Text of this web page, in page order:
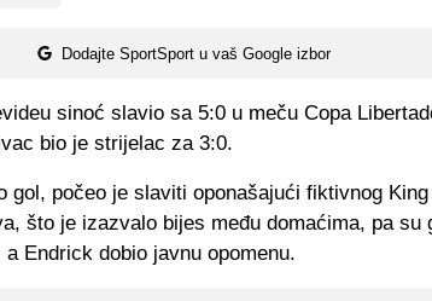
Dodajte SportSport u vaš Google izbor
sinoć slavio sa 5:0 u meču Copa
bio je strijelac za 3:0.
gol, počeo je slaviti oponašajući fiktivnog
što je izazvalo bijes među domaćima, pa su
Endrick dobio javnu opomenu.